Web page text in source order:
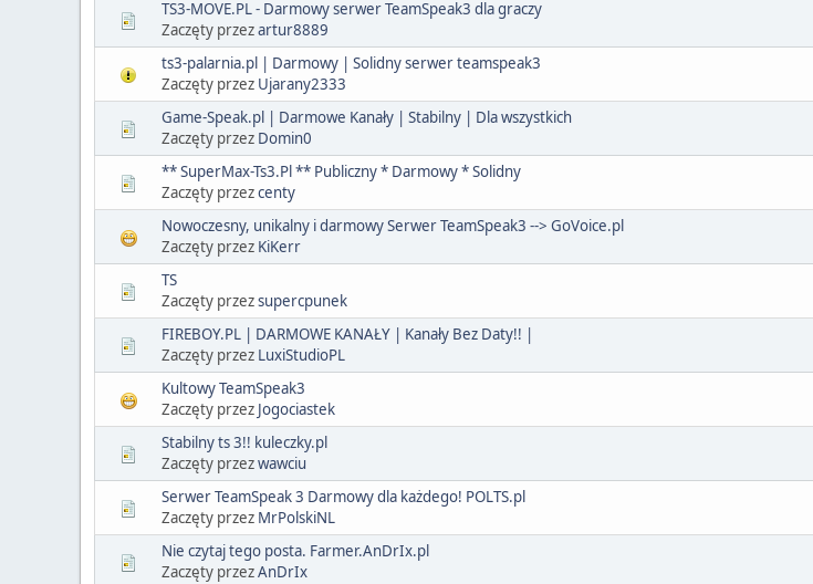
TS3-MOVE.PL - Darmowy serwer TeamSpeak3 dla graczy
Zaczęty przezartur8889
ts3-palarnia.pl | Darmowy | Solidny serwer teamspeak3
Zaczęty przez Ujarany2333
Game-Speak.pl | Darmowe Kanały | Stabilny | Dla wszystkich
Zaczęty przez Domin0
** SuperMax-Ts3.Pl ** Publiczny * Darmowy * Solidny
Zaczęty przezcenty
Nowoczesny, unikalny i darmowy Serwer TeamSpeak3 --> GoVoice.pl
Zaczęty przez KiKerr
TS
Zaczęty przezsupercpunek
FIREBOY.PL | DARMOWE KANAŁY | Kanały Bez Daty!! |
Zaczęty przez LuxiStudioPL
Kultowy TeamSpeak3
Zaczęty przez Jogociastek
Stabilny ts 3!! kuleczky.pl
Zaczęty przezwawciu
Serwer TeamSpeak 3 Darmowy dla każdego! POLTS.pl
Zaczęty przez MrPolskiNL
Nie czytaj tego posta. Farmer.AnDrIx.pl
Zaczęty przezAnDrIx